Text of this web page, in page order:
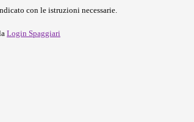
con le istruzioni necessarie.
Login Spaggiari